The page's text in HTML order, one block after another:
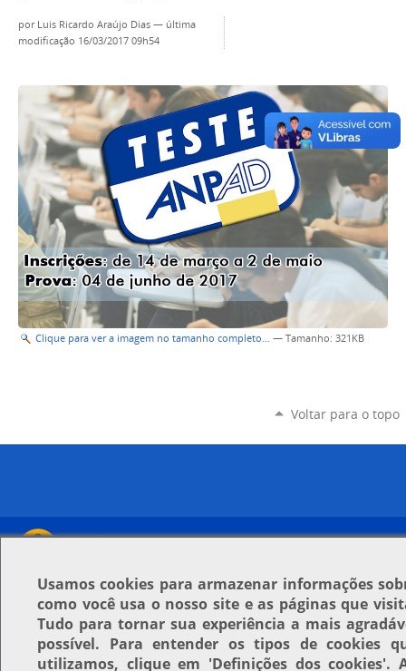
por Luis Ricardo Araújo Dias — última
modificação 16/03/2017 09h54
Clique para ver a imagem no tamanho completo… — Tamanho: 321KB
Voltar para o topo
Usamoscookies para armazenar informações
como você usa o nosso site e as páginas que
Tudo para tornar sua experiência a mais
possível. Para entender os tipos de cookies
utilizamos, clique em 'Definições dos cookies'.